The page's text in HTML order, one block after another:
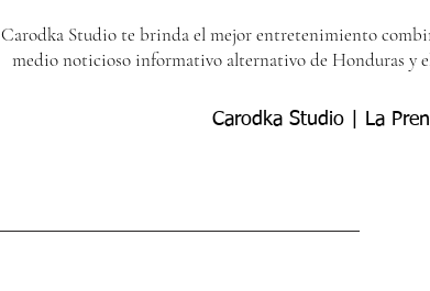
Carodka Studio te brinda el mejor entretenimiento
medio noticioso informativo alternativo de Honduras y
Carodka Studio | La